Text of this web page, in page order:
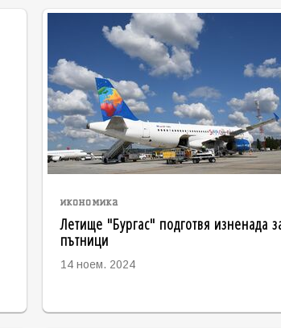
икономика
Летище "Бургас" подготвя изненада
пътници
14 ноем. 2024